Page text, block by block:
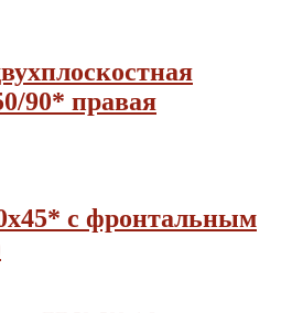
90* правая
с фронтальным